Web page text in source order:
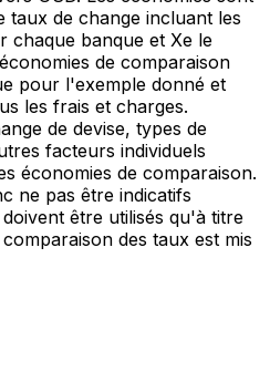
taux de change incluant les
chaque banque et Xe le
de comparaison
pour l'exemple donné et
les frais et charges.
de devise, types de
facteurs individuels
économies de comparaison.
ne pas être indicatifs
être utilisés qu'à titre
des taux est mis